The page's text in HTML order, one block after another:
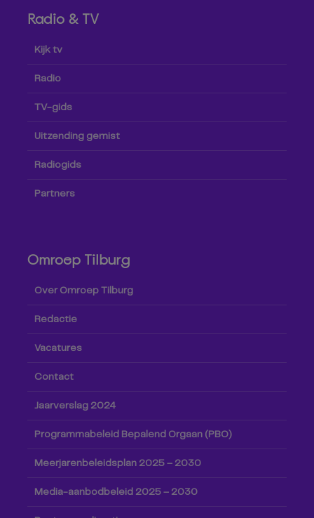
Radio & TV
Kijk tv
Radio
TV-gids
Uitzending gemist
Radiogids
Partners
Omroep Tilburg
Over Omroep Tilburg
Redactie
Vacatures
Contact
Jaarverslag 2024
Programmabeleid Bepalend Orgaan (PBO)
Meerjarenbeleidsplan 2025 – 2030
Media-aanbodbeleid 2025 – 2030